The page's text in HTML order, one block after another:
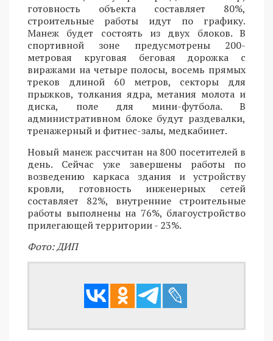
готовность объекта составляет 80%,
строительные работы идут по графику.
Манеж будет состоять из двух блоков. В
спортивной зоне предусмотрены 200-
метровая круговая беговая дорожка с
виражами на четыре полосы, восемь прямых
треков длиной 60 метров, секторы для
прыжков, толкания ядра, метания молота и
диска, поле для мини-футбола. В
административном блоке будут раздевалки,
тренажерный и фитнес-залы, медкабинет.
Новый манеж рассчитан на 800 посетителей в
день. Сейчас уже завершены работы по
возведению каркаса здания и устройству
кровли, готовность инженерных сетей
составляет 82%, внутренние строительные
работы выполнены на 76%, благоустройство
прилегающей территории - 23%.
Фото: ДИП